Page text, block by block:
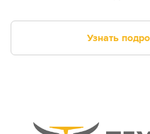
Узнать